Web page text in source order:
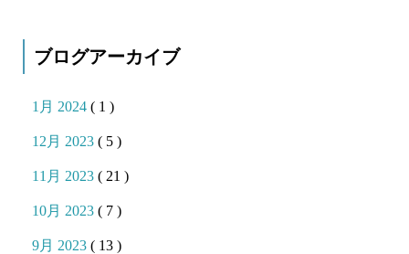
ブログアーカイブ
1月 2024( 1 )
12月 2023( 5 )
11月 2023( 21 )
10月 2023( 7 )
9月 2023( 13 )